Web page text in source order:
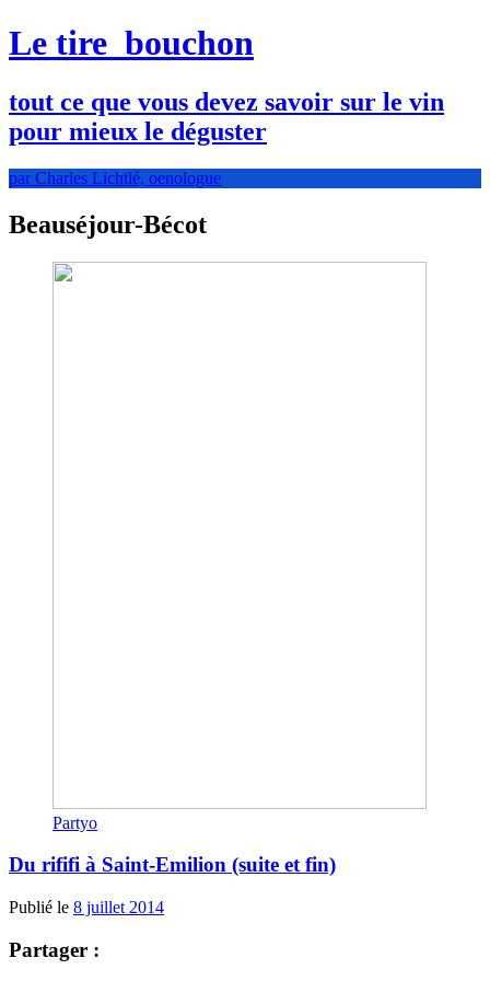
Le tire bouchon
tout ce que vous devez savoir sur le vin
pour mieux le déguster
par Charles Lichtlé, oenologue
Beauséjour-Bécot
Partyo
Du rififi à Saint-Emilion (suite et fin)
Publié le 8 juillet 2014
Partager :